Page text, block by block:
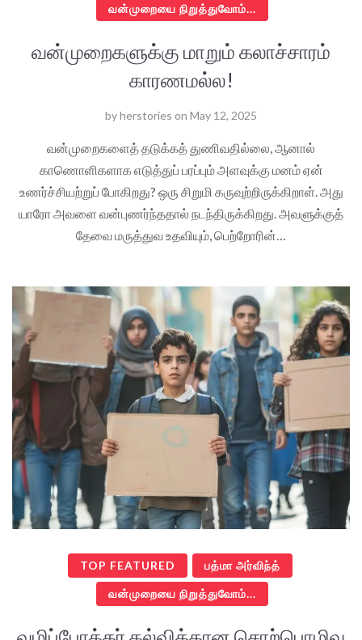
வன்முறையை நிறுத்துவோம்...
வன்முறைகளுக்கு மாறும் கலாச்சாரம்
காரணமல்ல!
byherstories on May 12, 2025
வன்முறைகளைத் தடுக்கத் துணிவதில்லை, ஆனால்
காணொளிகளாக எடுத்துப் பரப்பும் அளவுக்கு மனம் ஏன்
உணர்ச்சியற்றுப் போகிறது? ஒரு சிறுமி கருவுற்றிருக்கிறாள். அது
யாரோ அவளை வன்புணர்ந்ததால் நடந்திருக்கிறது. அவளுக்குத்
தேவை மருத்துவ உதவியும், பெற்றோரின்…
TOP FEATURED பத்மா அர்விந்த்
வன்முறையை நிறுத்துவோம்...